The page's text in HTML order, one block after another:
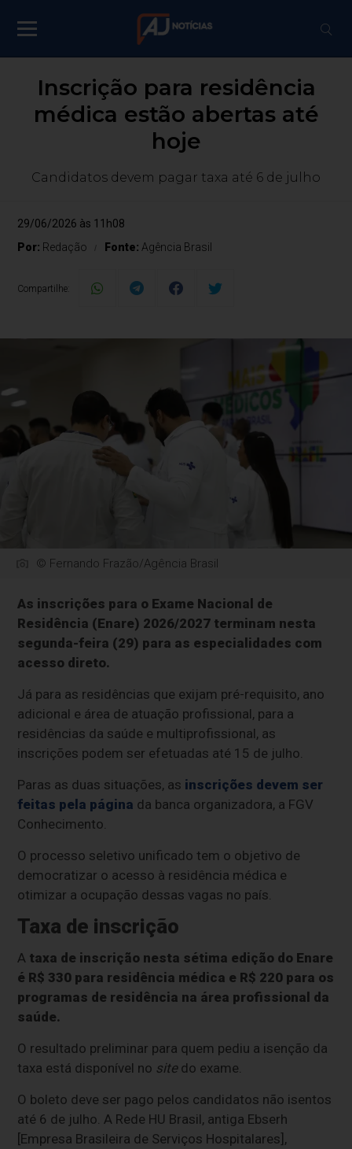
Inscrição para residência
médica estão abertas até
hoje
Candidatos devem pagar taxa até 6 de julho
29/06/2026 às 11h08
Por: Redação Fonte: Agência Brasil
Compartilhe:
© Fernando Frazão/Agência Brasil
As inscrições para o Exame Nacional de
Residência (Enare) 2026/2027 terminam nesta
segunda-feira (29) para as especialidades com
acesso direto.
Já para as residências que exijam pré-requisito, ano
adicional e área de atuação profissional, para a
residências da saúde e multiprofissional, as
inscrições podem ser efetuadas até 15 de julho.
Paras as duas situações, as inscrições devem ser
feitas pela página da banca organizadora, a FGV
Conhecimento.
O processo seletivo unificado tem o objetivo de
democratizar o acesso à residência médica e
otimizar a ocupação dessas vagas no país.
Taxa de inscrição
A taxa de inscrição nesta sétima edição do Enare
é R$ 330 para residência médica e R$ 220 para os
programas de residência na área profissional da
saúde.
O resultado preliminar para quem pediu a isenção da
taxa está disponível no sitedo exame.
O boleto deve ser pago pelos candidatos não isentos
até 6 de julho. A Rede HU Brasil, antiga Ebserh
[Empresa Brasileira de Serviços Hospitalares],